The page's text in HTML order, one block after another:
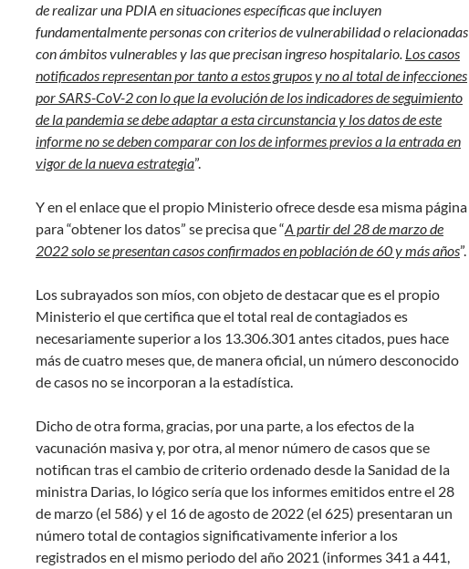
de realizar una PDIA en situaciones específicas que incluyen
fundamentalmente personas con criterios de vulnerabilidad o relacionadas
con ámbitos vulnerables y las que precisan ingreso hospitalario. Los casos
notificados representan por tanto a estos grupos y no al total de infecciones
por SARS-CoV-2 con lo que la evolución de los indicadores de seguimiento
de la pandemia se debe adaptar a esta circunstancia y los datos de este
informe no se deben comparar con los de informes previos a la entrada en
vigor de la nueva estrategia”.
Y en el enlace que el propio Ministerio ofrece desde esa misma página
para “obtener los datos” se precisa que “A partir del 28 de marzo de
2022 solo se presentan casos confirmados en población de 60 y más años”.
Los subrayados son míos, con objeto de destacar que es el propio
Ministerio el que certifica que el total real de contagiados es
necesariamente superior a los 13.306.301 antes citados, pues hace
más de cuatro meses que, de manera oficial, un número desconocido
de casos no se incorporan a la estadística.
Dicho de otra forma, gracias, por una parte, a los efectos de la
vacunación masiva y, por otra, al menor número de casos que se
notifican tras el cambio de criterio ordenado desde la Sanidad de la
ministra Darias, lo lógico sería que los informes emitidos entre el 28
de marzo (el 586) y el 16 de agosto de 2022 (el 625) presentaran un
número total de contagios significativamente inferior a los
registrados en el mismo periodo del año 2021 (informes 341 a 441,